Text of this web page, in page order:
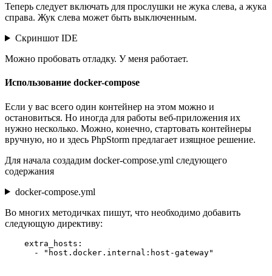
Теперь следует включать для прослушки не жука слева, а жука
справа. Жук слева может быть выключенным.
Скриншот IDE
Можно пробовать отладку. У меня работает.
Использование docker-compose
Если у вас всего один контейнер на этом можно и
остановиться. Но иногда для работы веб-приложения их
нужно несколько. Можно, конечно, стартовать контейнеры
вручную, но и здесь PhpStorm предлагает изящное решение.
Для начала создадим docker-compose.yml следующего
содержания
docker-compose.yml
Во многих методичках пишут, что необходимо добавить
следующую директиву:
    extra_hosts: